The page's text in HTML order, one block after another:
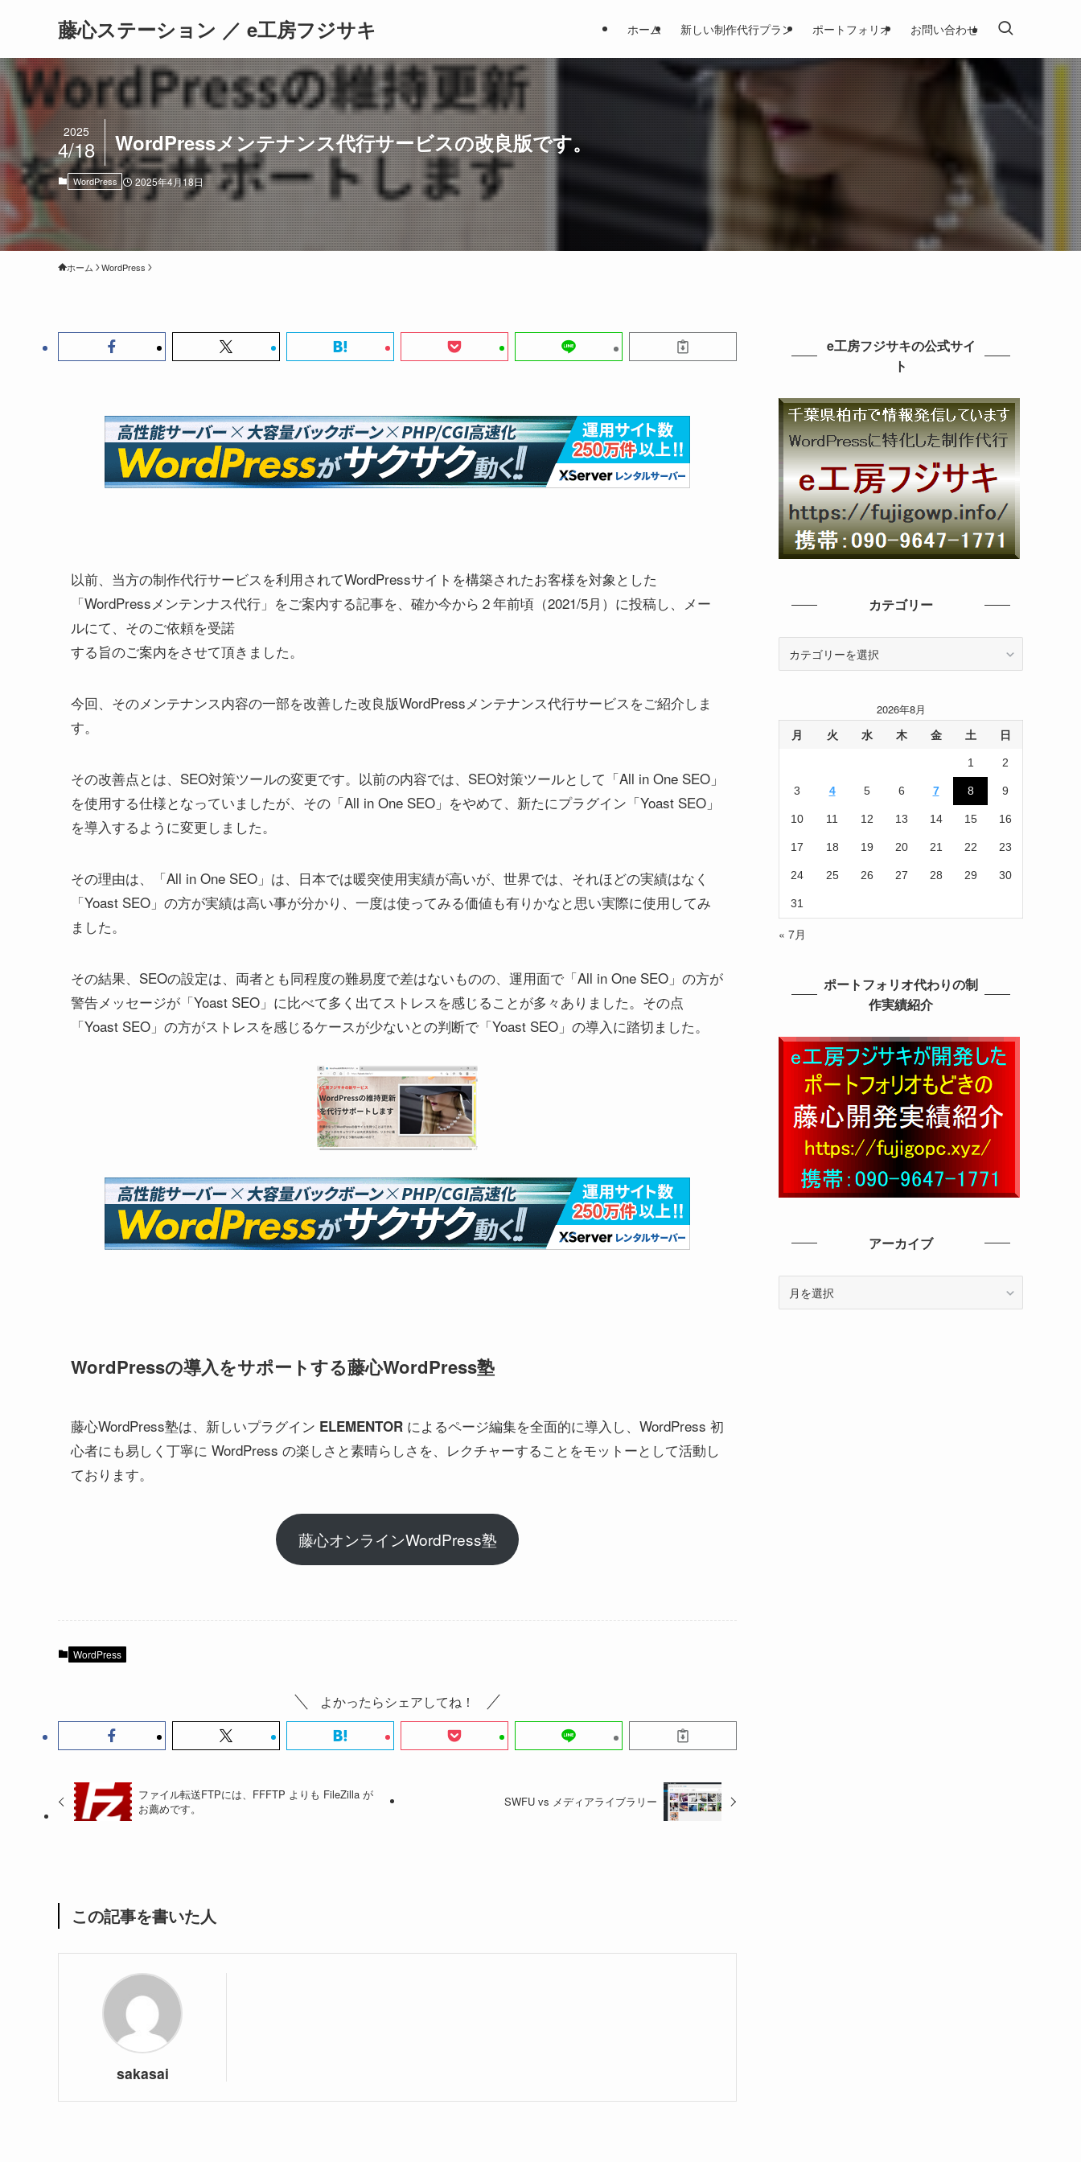
藤心ステーション ／ e工房フジサキ ホーム 新しい制作代行プラン ポートフォリオ お問い合わせ
WordPressメンテナンス代行サービスの改良版です。
2025
4/18
WordPress 2025年4月18日
ホーム WordPress
以前、当方の制作代行サービスを利用されてWordPressサイトを構築されたお客様を対象とした
「WordPressメンテンナス代行」をご案内する記事を、確か今から２年前頃（2021/5月）に投稿し、メー
ルにて、そのご依頼を受諾
する旨のご案内をさせて頂きました。
今回、そのメンテナンス内容の一部を改善した改良版WordPressメンテナンス代行サービスをご紹介しま
す。
その改善点とは、SEO対策ツールの変更です。以前の内容では、SEO対策ツールとして「All in One SEO」
を使用する仕様となっていましたが、その「All in One SEO」をやめて、新たにプラグイン「Yoast SEO」
を導入するように変更しました。
その理由は、「All in One SEO」は、日本では暖突使用実績が高いが、世界では、それほどの実績はなく
「Yoast SEO」の方が実績は高い事が分かり、一度は使ってみる価値も有りかなと思い実際に使用してみ
ました。
その結果、SEOの設定は、両者とも同程度の難易度で差はないものの、運用面で「All in One SEO」の方が
警告メッセージが「Yoast SEO」に比べて多く出てストレスを感じることが多々ありました。その点
「Yoast SEO」の方がストレスを感じるケースが少ないとの判断で「Yoast SEO」の導入に踏切ました。
WordPressの導入をサポートする藤心WordPress塾
藤心WordPress塾は、新しいプラグイン ELEMENTOR によるページ編集を全面的に導入し、WordPress 初
心者にも易しく丁寧に WordPress の楽しさと素晴らしさを、レクチャーすることをモットーとして活動し
ております。
藤心オンラインWordPress塾
WordPress
よかったらシェアしてね！
ファイル転送FTPには、FFFTP よりも FileZilla が
お薦めです。
SWFU vs メディアライブラリー
この記事を書いた人
sakasai
e工房フジサキの公式サイ
ト
カテゴリー
ー
2026年8月
月 火 水 木 金 土 日
1 2
3 4 5 6 7 8 9
10 11 12 13 14 15 16
17 18 19 20 21 22 23
24 25 26 27 28 29 30
31
« 7月
ポートフォリオ代わりの制
作実績紹介
アーカイブ